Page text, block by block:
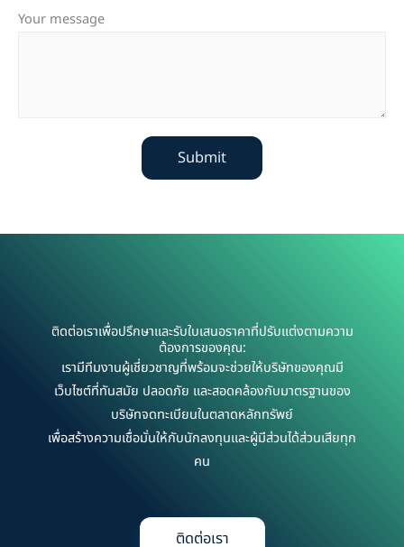
Your message
Submit
ติดต่อเราเพื่อปรึกษาและรับใบเสนอราคาที่ปรับแต่งตามความ
ต้องการของคุณ:
เรามีทีมงานผู้เชี่ยวชาญที่พร้อมจะช่วยให้บริษัทของคุณมี
เว็บไซต์ที่ทันสมัย ปลอดภัย และสอดคล้องกับมาตรฐานของ
บริษัทจดทะเบียนในตลาดหลักทรัพย์
เพื่อสร้างความเชื่อมั่นให้กับนักลงทุนและผู้มีส่วนได้ส่วนเสียทุก
คน
ติดต่อเรา